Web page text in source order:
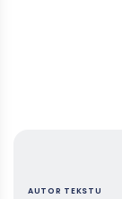
AUTOR TEKSTU